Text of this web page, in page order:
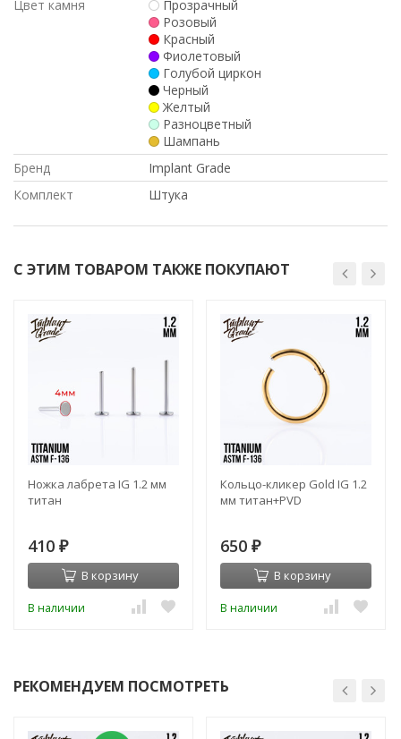
Цвет камня
Прозрачный
Розовый
Красный
Фиолетовый
Голубой циркон
Черный
Желтый
Разноцветный
Шампань
Бренд
Implant Grade
Комплект
Штука
С ЭТИМ ТОВАРОМ ТАКЖЕ ПОКУПАЮТ
Ножка лабрета IG 1.2 мм
титан
410 ₽
В корзину
В наличии
Кольцо-кликер Gold IG 1.2
мм титан+PVD
650 ₽
В корзину
В наличии
РЕКОМЕНДУЕМ ПОСМОТРЕТЬ